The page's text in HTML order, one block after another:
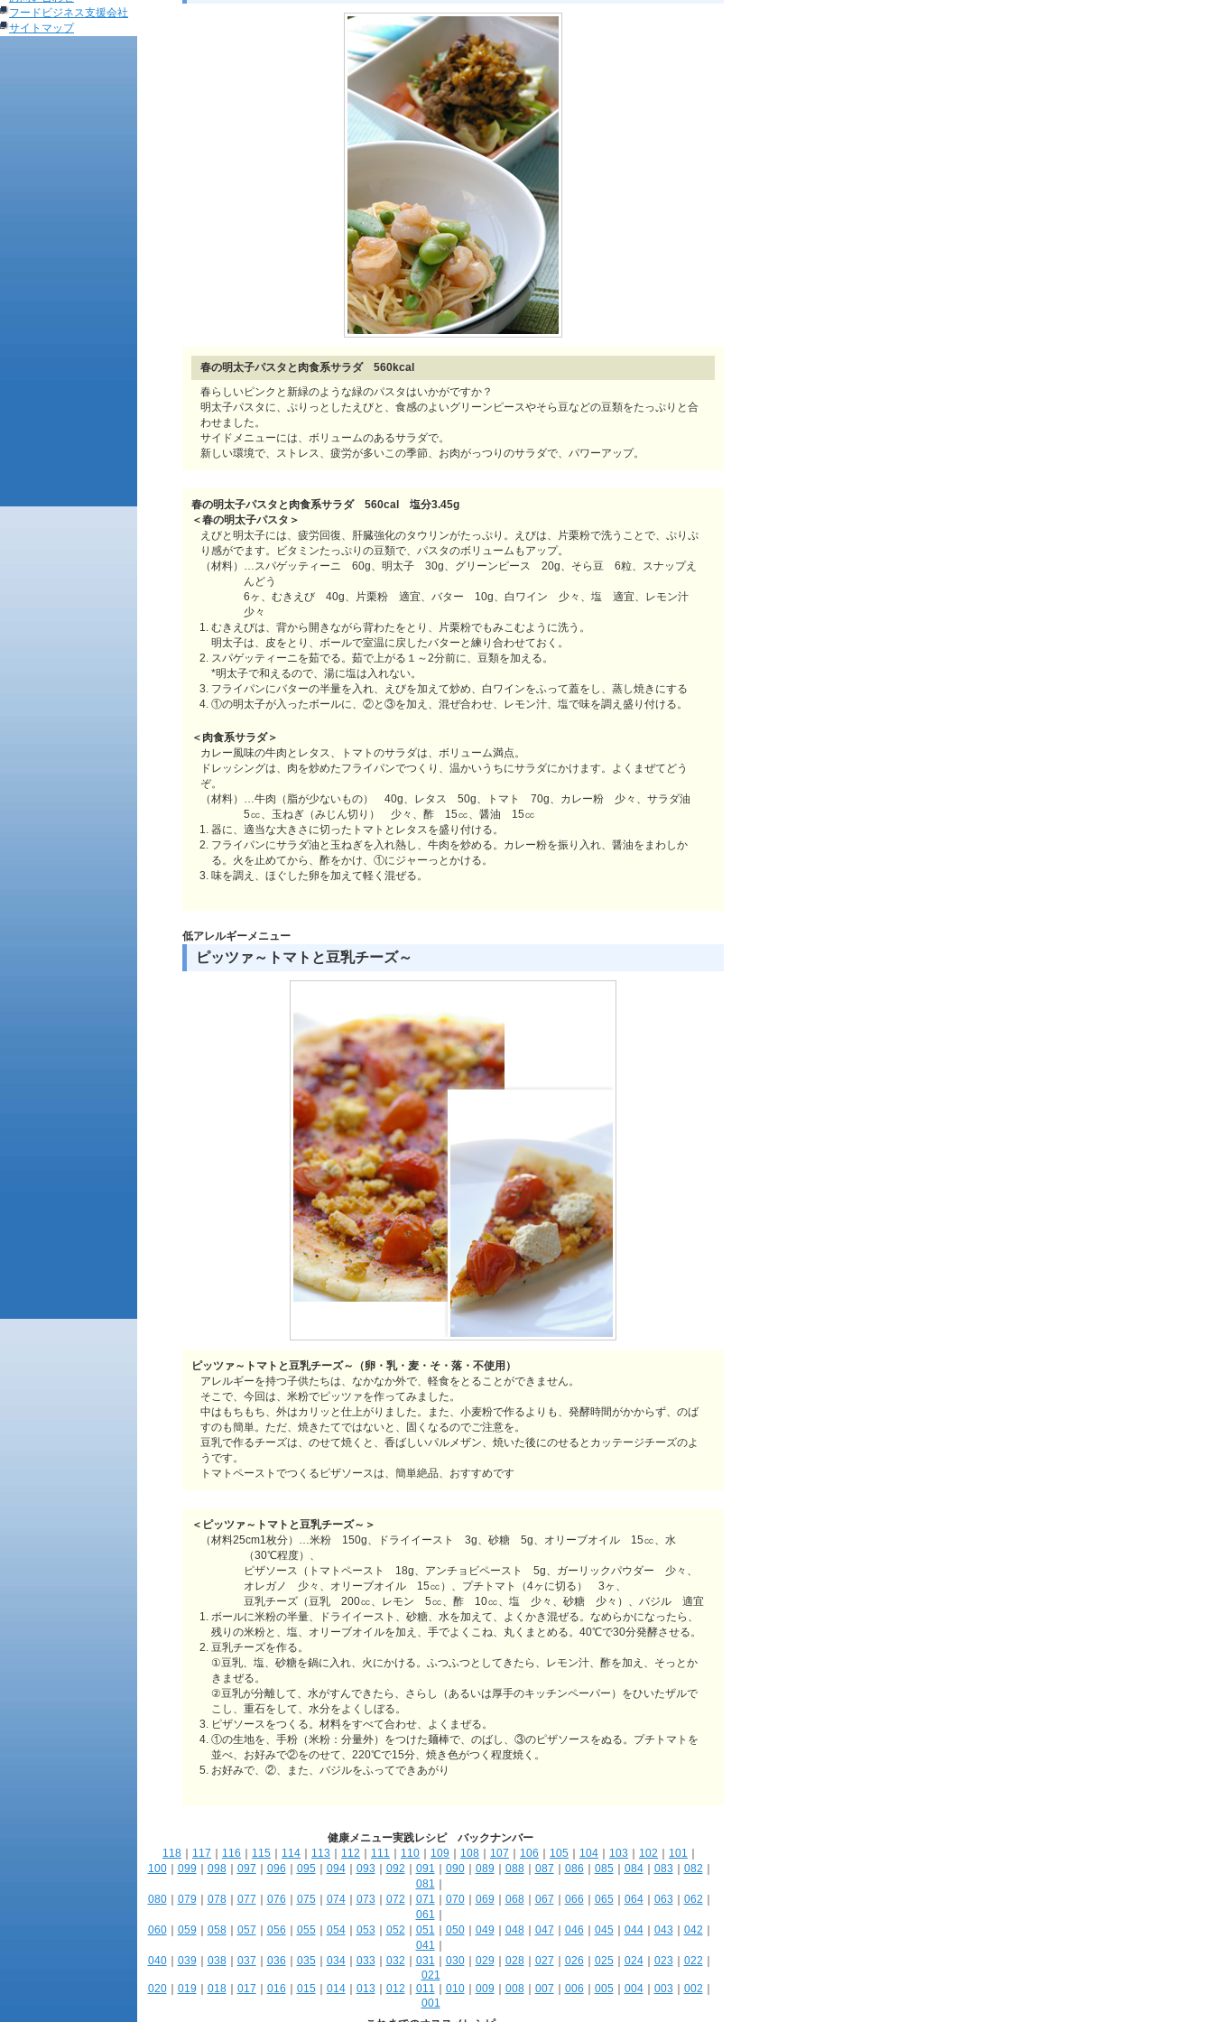
フードビジネス支援会社
サイトマップ
春の明太子パスタと肉食系サラダ 560kcal
春らしいピンクと新緑のような緑のパスタはいかがですか？
明太子パスタに、ぷりっとしたえびと、食感のよいグリーンピースやそら豆などの豆類をたっぷりと合
わせました。
サイドメニューには、ボリュームのあるサラダで。
新しい環境で、ストレス、疲労が多いこの季節、お肉がっつりのサラダで、パワーアップ。
春の明太子パスタと肉食系サラダ 560cal 塩分3.45g
＜春の明太子パスタ＞
えびと明太子には、疲労回復、肝臓強化のタウリンがたっぷり。えびは、片栗粉で洗うことで、ぷりぷ
り感がでます。ビタミンたっぷりの豆類で、パスタのボリュームもアップ。
（材料）…スパゲッティーニ 60g、明太子 30g、グリーンピース 20g、そら豆 6粒、スナップえ
んどう
6ヶ、むきえび 40g、片栗粉 適宜、バター 10g、白ワイン 少々、塩 適宜、レモン汁
少々
むきえびは、背から開きながら背わたをとり、片栗粉でもみこむように洗う。
明太子は、皮をとり、ボールで室温に戻したバターと練り合わせておく。
スパゲッティーニを茹でる。茹で上がる１～2分前に、豆類を加える。
*明太子で和えるので、湯に塩は入れない。
フライパンにバターの半量を入れ、えびを加えて炒め、白ワインをふって蓋をし、蒸し焼きにする
①の明太子が入ったボールに、②と③を加え、混ぜ合わせ、レモン汁、塩で味を調え盛り付ける。
＜肉食系サラダ＞
カレー風味の牛肉とレタス、トマトのサラダは、ボリューム満点。
ドレッシングは、肉を炒めたフライパンでつくり、温かいうちにサラダにかけます。よくまぜてどう
ぞ。
（材料）…牛肉（脂が少ないもの） 40g、レタス 50g、トマト 70g、カレー粉 少々、サラダ油
5㏄、玉ねぎ（みじん切り） 少々、酢 15㏄、醤油 15㏄
器に、適当な大きさに切ったトマトとレタスを盛り付ける。
フライパンにサラダ油と玉ねぎを入れ熱し、牛肉を炒める。カレー粉を振り入れ、醤油をまわしか
る。火を止めてから、酢をかけ、①にジャーっとかける。
味を調え、ほぐした卵を加えて軽く混ぜる。
低アレルギーメニュー
ピッツァ～トマトと豆乳チーズ～
ピッツァ～トマトと豆乳チーズ～（卵・乳・麦・そ・落・不使用）
アレルギーを持つ子供たちは、なかなか外で、軽食をとることができません。
そこで、今回は、米粉でピッツァを作ってみました。
中はもちもち、外はカリッと仕上がりました。また、小麦粉で作るよりも、発酵時間がかからず、のば
すのも簡単。ただ、焼きたてではないと、固くなるのでご注意を。
豆乳で作るチーズは、のせて焼くと、香ばしいパルメザン、焼いた後にのせるとカッテージチーズのよ
うです。
トマトペーストでつくるピザソースは、簡単絶品、おすすめです
＜ピッツァ～トマトと豆乳チーズ～＞
（材料25cm1枚分）…米粉 150g、ドライイースト 3g、砂糖 5g、オリーブオイル 15㏄、水
（30℃程度）、
ピザソース（トマトペースト 18g、アンチョビペースト 5g、ガーリックパウダー 少々、
オレガノ 少々、オリーブオイル 15㏄）、プチトマト（4ヶに切る） 3ヶ、
豆乳チーズ（豆乳 200㏄、レモン 5㏄、酢 10㏄、塩 少々、砂糖 少々）、バジル 適宜
ボールに米粉の半量、ドライイースト、砂糖、水を加えて、よくかき混ぜる。なめらかになったら、
残りの米粉と、塩、オリーブオイルを加え、手でよくこね、丸くまとめる。40℃で30分発酵させる。
豆乳チーズを作る。
①豆乳、塩、砂糖を鍋に入れ、火にかける。ふつふつとしてきたら、レモン汁、酢を加え、そっとか
きまぜる。
②豆乳が分離して、水がすんできたら、さらし（あるいは厚手のキッチンペーパー）をひいたザルで
こし、重石をして、水分をよくしぼる。
ピザソースをつくる。材料をすべて合わせ、よくまぜる。
①の生地を、手粉（米粉：分量外）をつけた麺棒で、のばし、③のピザソースをぬる。プチトマトを
並べ、お好みで②をのせて、220℃で15分、焼き色がつく程度焼く。
お好みで、②、また、バジルをふってできあがり
健康メニュー実践レシピ バックナンバー
118
117 116 115 114 113 112 111 110 109 108 107 106 105 104 103 102 101
100｜ 099 098｜ 097 096 095｜ 094｜ 093 092 091 090｜ 089 088｜ 087 086 085｜ 084｜ 083 082
081
080｜ 079 078｜ 077 076 075｜ 074｜ 073 072 071 070｜ 069 068｜ 067 066 065｜ 064｜ 063 062
061
060｜ 059 058｜ 057 056 055｜ 054｜ 053 052 051 050｜ 049 048｜ 047 046 045｜ 044｜ 043 042
041
040｜ 039 038｜ 037 036 035｜ 034｜ 033 032 031 030｜ 029 028｜ 027 026 025｜ 024｜ 023 022
021
020｜ 019 018｜ 017 016 015｜ 014｜ 013 012 011 010｜ 009 008｜ 007 006 005｜ 004｜ 003 002
001